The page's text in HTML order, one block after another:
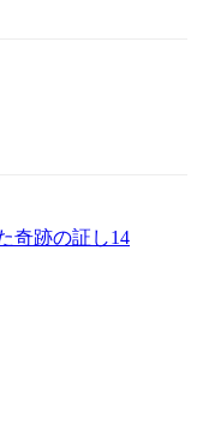
奇跡の証し14